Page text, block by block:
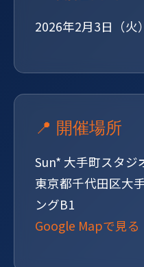
2026年2月3日（火
📍 開催場所
Sun* 大手町スタジ
東京都千代田区大
ングB1
Google Mapで見る